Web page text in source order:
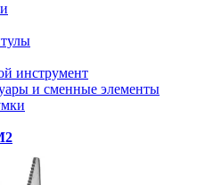
инструмент
и сменные элементы